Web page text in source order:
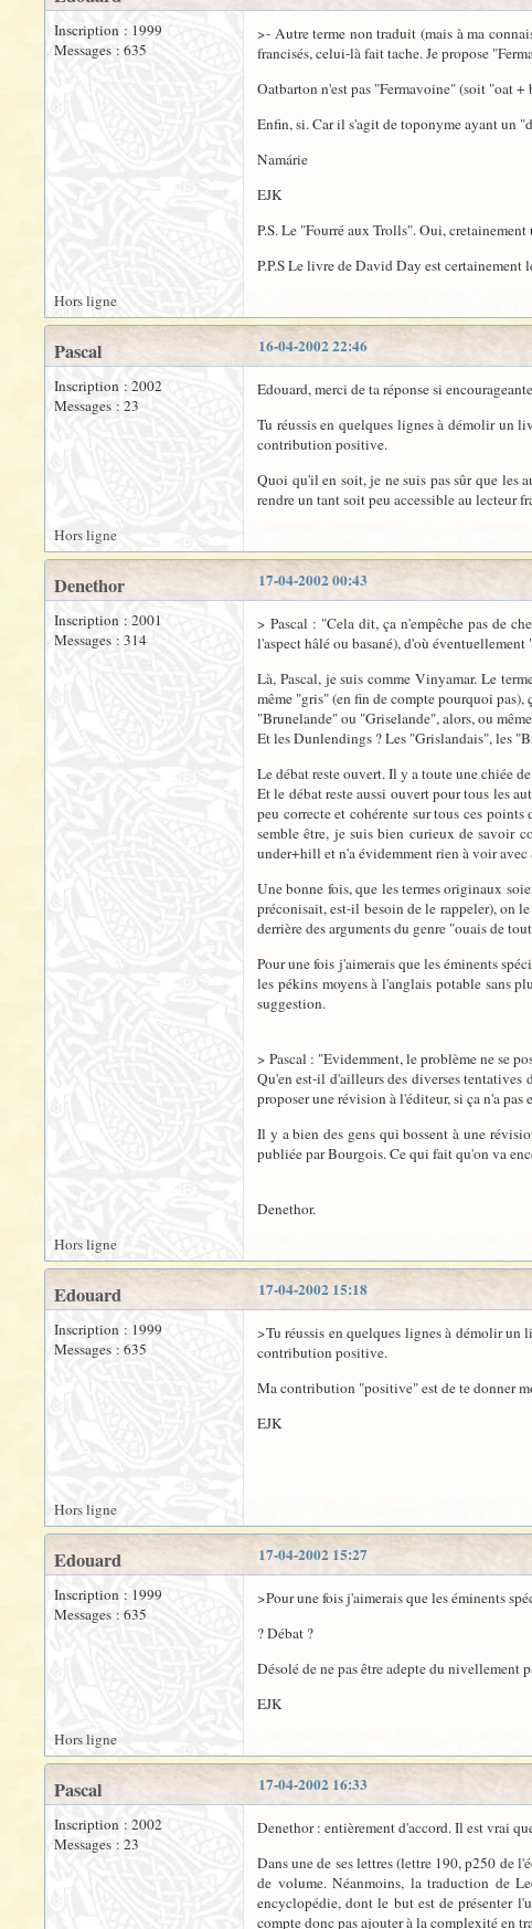
Inscription : 1999
Messages : 635
>- Autre terme non traduit (mais à ma
francisés, celui-là fait tache. Je propose
Oatbarton n'est pas "Fermavoine" (soit "oat
Enfin, si. Car il s'agit de toponyme ayant un
Namárie
EJK
P.S. Le "Fourré aux Trolls". Oui, cretainement
P.P.S Le livre de David Day est
Hors ligne
16-04-2002 22:46
Pascal
Inscription : 2002
Messages : 23
Edouard, merci de ta réponse si
Tu réussis en quelques lignes à démolir un
contribution positive.
Quoi qu'il en soit, je ne suis pas sûr que les
rendre un tant soit peu accessible au lecteur
Hors ligne
17-04-2002 00:43
Denethor
Inscription : 2001
Messages : 314
> Pascal : "Cela dit, ça n'empêche pas de
l'aspect hâlé ou basané), d'où
Là, Pascal, je suis comme Vinyamar. Le
même "gris" (en fin de compte pourquoi pas),
"Brunelande" ou "Griselande", alors, ou
Et les Dunlendings ? Les "Grislandais", les
Le débat reste ouvert. Il y a toute une chiée
Et le débat reste aussi ouvert pour tous les
peu correcte et cohérente sur tous ces
semble être, je suis bien curieux de savoir
under+hill et n'a évidemment rien à voir
Une bonne fois, que les termes originaux
préconisait, est-il besoin de le rappeler), on
derrière des arguments du genre "ouais de
Pour une fois j'aimerais que les éminents
les pékins moyens à l'anglais potable sans
suggestion.
> Pascal : "Evidemment, le problème ne se
Qu'en est-il d'ailleurs des diverses tentatives
proposer une révision à l'éditeur, si ça n'a pas
Il y a bien des gens qui bossent à une
publiée par Bourgois. Ce qui fait qu'on va
Denethor.
Hors ligne
17-04-2002 15:18
Edouard
Inscription : 1999
Messages : 635
>Tu réussis en quelques lignes à démolir un
contribution positive.
Ma contribution "positive" est de te donner
EJK
Hors ligne
17-04-2002 15:27
Edouard
Inscription : 1999
Messages : 635
>Pour une fois j'aimerais que les éminents
? Débat ?
Désolé de ne pas être adepte du nivellement
EJK
Hors ligne
17-04-2002 16:33
Pascal
Inscription : 2002
Messages : 23
Denethor : entièrement d'accord. Il est vrai
Dans une de ses lettres (lettre 190, p250 de
de volume. Néanmoins, la traduction de
encyclopédie, dont le but est de présenter
compte donc pas ajouter à la complexité en